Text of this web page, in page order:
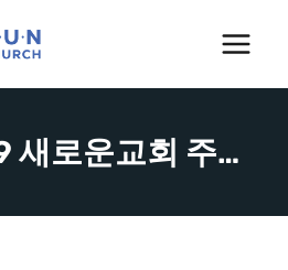
2024.06.09 새로운교회 주일예배 “좋은 친구”(마태복음 22:34-40) – 김도완 목사